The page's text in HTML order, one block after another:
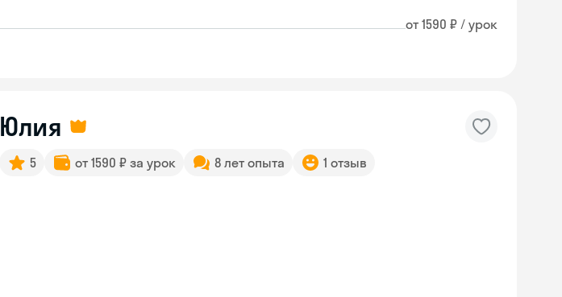
от 1590 ₽ / урок
Юлия
5 от 1590 ₽ за урок 8 лет опыта 1 отзыв